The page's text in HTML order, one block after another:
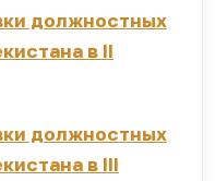
должностных
в II
должностных
в III